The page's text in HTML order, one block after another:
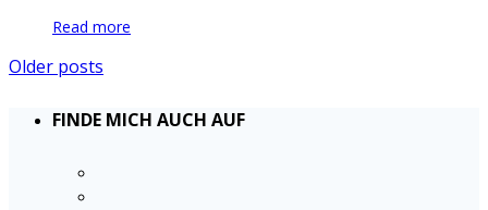
Read more
Older posts
FINDE MICH AUCH AUF